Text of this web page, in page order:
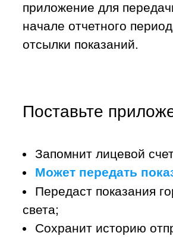
приложение для
начале отчетного
отсылки показаний.
Поставьте
Запомнит лицевой
Может передать
Передаст показания
света;
Сохранит историю